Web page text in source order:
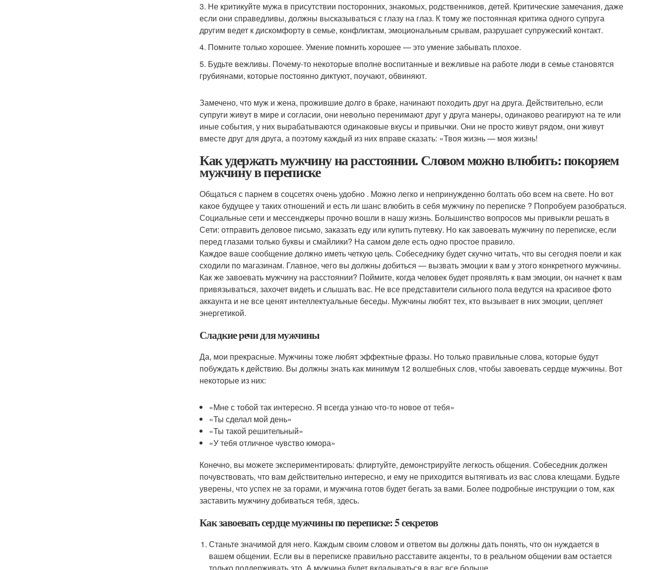
3. Не критикуйте мужа в присутствии посторонних, знакомых, родственников, детей. Критические замечания, даже
если они справедливы, должны высказываться с глазу на глаз. К тому же постоянная критика одного супруга
другим ведет к дискомфорту в семье, конфликтам, эмоциональным срывам, разрушает супружеский контакт.
4. Помните только хорошее. Умение помнить хорошее — это умение забывать плохое.
5. Будьте вежливы. Почему-то некоторые вполне воспитанные и вежливые на работе люди в семье становятся
грубиянами, которые постоянно диктуют, поучают, обвиняют.
Замечено, что муж и жена, прожившие долго в браке, начинают походить друг на друга. Действительно, если
супруги живут в мире и согласии, они невольно перенимают друг у друга манеры, одинаково реагируют на те или
иные события, у них вырабатываются одинаковые вкусы и привычки. Они не просто живут рядом, они живут
вместе друг для друга, а поэтому каждый из них вправе сказать: «Твоя жизнь — моя жизнь!
Как удержать мужчину на расстоянии. Словом можно влюбить: покоряем
мужчину в переписке
Общаться с парнем в соцсетях очень удобно . Можно легко и непринужденно болтать обо всем на свете. Но вот
какое будущее у таких отношений и есть ли шанс влюбить в себя мужчину по переписке ? Попробуем разобраться.
Социальные сети и мессенджеры прочно вошли в нашу жизнь. Большинство вопросов мы привыкли решать в
Сети: отправить деловое письмо, заказать еду или купить путевку. Но как завоевать мужчину по переписке, если
перед глазами только буквы и смайлики? На самом деле есть одно простое правило.
Каждое ваше сообщение должно иметь четкую цель. Собеседнику будет скучно читать, что вы сегодня поели и как
сходили по магазинам. Главное, чего вы должны добиться — вызвать эмоции к вам у этого конкретного мужчины.
Как же завоевать мужчину на расстоянии? Поймите, когда человек будет проявлять к вам эмоции, он начнет к вам
привязываться, захочет видеть и слышать вас. Не все представители сильного пола ведутся на красивое фото
аккаунта и не все ценят интеллектуальные беседы. Мужчины любят тех, кто вызывает в них эмоции, цепляет
энергетикой.
Сладкие речи для мужчины
Да, мои прекрасные. Мужчины тоже любят эффектные фразы. Но только правильные слова, которые будут
побуждать к действию. Вы должны знать как минимум 12 волшебных слов, чтобы завоевать сердце мужчины. Вот
некоторые из них:
«Мне с тобой так интересно. Я всегда узнаю что-то новое от тебя»
«Ты сделал мой день»
«Ты такой решительный»
«У тебя отличное чувство юмора»
Конечно, вы можете экспериментировать: флиртуйте, демонстрируйте легкость общения. Собеседник должен
почувствовать, что вам действительно интересно, и ему не приходится вытягивать из вас слова клещами. Будьте
уверены, что успех не за горами, и мужчина готов будет бегать за вами. Более подробные инструкции о том, как
заставить мужчину добиваться тебя, здесь.
Как завоевать сердце мужчины по переписке: 5 секретов
Станьте значимой для него. Каждым своим словом и ответом вы должны дать понять, что он нуждается в
вашем общении. Если вы в переписке правильно расставите акценты, то в реальном общении вам остается